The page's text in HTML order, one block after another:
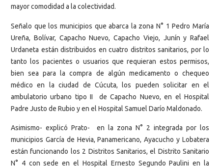
mayor comodidad a la colectividad.
Señalo que los municipios que abarca la zona N° 1 Pedro María
Ureña, Bolívar, Capacho Nuevo, Capacho Viejo, Junín y Rafael
Urdaneta están distribuidos en cuatro distritos sanitarios, por lo
tanto los pacientes o usuarios que requieran estos permisos,
bien sea para la compra de algún medicamento o chequeo
médico en la ciudad de Cúcuta, los pueden solicitar en el
ambulatorio urbano tipo II de Capacho Nuevo, en el Hospital
Padre Justo de Rubio y en el Hospital Samuel Darío Maldonado.
Asimismo- explicó Prato- en la zona N° 2 integrada por los
municipios García de Hevia, Panamericano, Ayacucho y Lobatera
están funcionando los 2 Distritos Sanitarios, el Distrito Sanitario
N° 4 con sede en el Hospital Ernesto Segundo Paulini en la